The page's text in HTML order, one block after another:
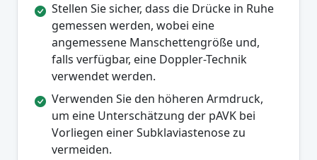
Stellen Sie sicher, dass die Drücke in Ruhe
gemessen werden, wobei eine
angemessene Manschettengröße und,
falls verfügbar, eine Doppler-Technik
verwendet werden.
Verwenden Sie den höheren Armdruck,
um eine Unterschätzung der pAVK bei
Vorliegen einer Subklaviastenose zu
vermeiden.